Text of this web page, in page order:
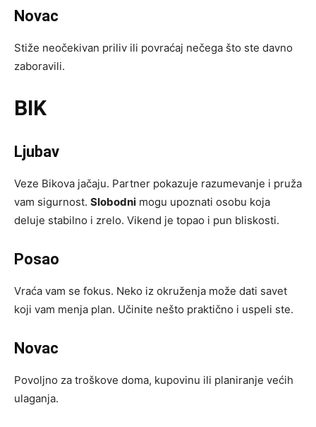
Novac
Stiže neočekivan priliv ili povraćaj nečega što ste davno
zaboravili.
BIK
Ljubav
Veze Bikova jačaju. Partner pokazuje razumevanje i pruža
vam sigurnost. Slobodni mogu upoznati osobu koja
deluje stabilno i zrelo. Vikend je topao i pun bliskosti.
Posao
Vraća vam se fokus. Neko iz okruženja može dati savet
koji vam menja plan. Učinite nešto praktično i uspeli ste.
Novac
Povoljno za troškove doma, kupovinu ili planiranje većih
ulaganja.